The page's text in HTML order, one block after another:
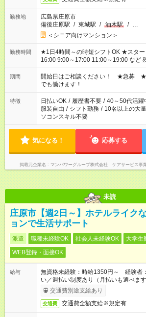
勤務地
広島県庄原市
備後庄原駅 / 東城駅 / 油木駅 / …
＜シニア向けマンション＞
勤務時間
★1日4時間～の時短シフトOK ★スタート時間選べます！ 7:00～
16:00 9:00～17:00 11:00～19:00 など 残業なし！
場合、他のお仕事と合わせ週40時間超
ん ※法令に基づき、週20時間以上勤務
となります ※労働者派遣法（日雇い派
短時間・短期間の就業はご案内が難し
期間
開始日はご相談ください！ ★急募 ★
でも働けます！
特徴 日払いOK / 履歴書不要 / 40～50代活躍
服装自由 / シフト勤務 / 10名以上の大
ソコンスキル不要
気になる！ 応募する
掲載元企業名 マンパワーグループ株式会社 ケアサービス事
未読
庄原市【週2日～】ホテルライク
ョンで生活サポート
派遣 職種未経験OK 社会人未経験OK 大学生
WEB登録・面接OK
給与
無資格未経験：時給1350円～ 経験
い／週払い制度あり（月払いも選べま
完了次第のお支払いとなります。
交通費別途支給あり
交通費 交通費全額支給※規定有